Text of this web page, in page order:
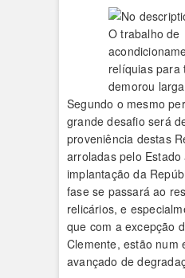
O trabalho de
relíquias para
demorou
Segundo o mesmo
grande desafio será
proveniência destas
arroladas pelo
implantação da
fase se passará ao
relicários, e
que com a excepção
Clemente, estão num
avançado de